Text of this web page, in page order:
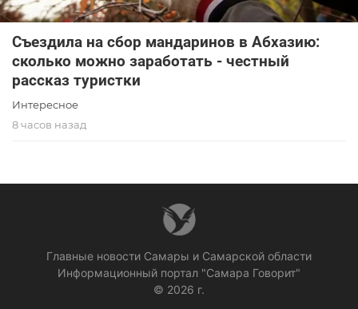
Съездила на сбор мандаринов в Абхазию:
сколько можно заработать - честный
рассказ туристки
Интересное
8 часов назад
Главные новости Самары и Самарской области
Информационный портал "Самара Говорит"
© 2026 г.